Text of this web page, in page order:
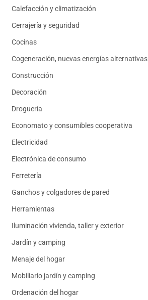
Calefacción y climatización
Cerrajería y seguridad
Cocinas
Cogeneración, nuevas energías alternativas
Construcción
Decoración
Droguería
Economato y consumibles cooperativa
Electricidad
Electrónica de consumo
Ferretería
Ganchos y colgadores de pared
Herramientas
Iluminación vivienda, taller y exterior
Jardín y camping
Menaje del hogar
Mobiliario jardín y camping
Ordenación del hogar